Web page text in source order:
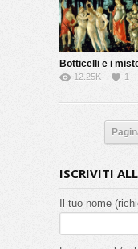
12.25K 1
ISCRIVITI
Il tuo nome